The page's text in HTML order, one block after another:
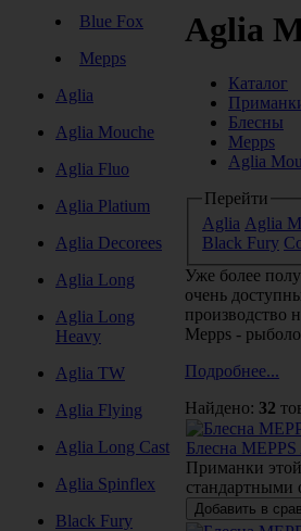
Blue Fox
Mepps
Aglia
Aglia Mouche
Aglia Fluo
Aglia Platium
Aglia Decorees
Aglia Long
Aglia Long
Heavy
Aglia TW
Aglia Flying
Aglia Long Cast
Aglia Spinflex
Black Fury
Aglia
Каталог
Блесны
Mepps
Aglia
Перейти
Aglia Aglia
Black Fury
Уже более
очень
производство
Mepps -
Подробнее...
Найдено: 32
Блесна
Приманки
стандартными